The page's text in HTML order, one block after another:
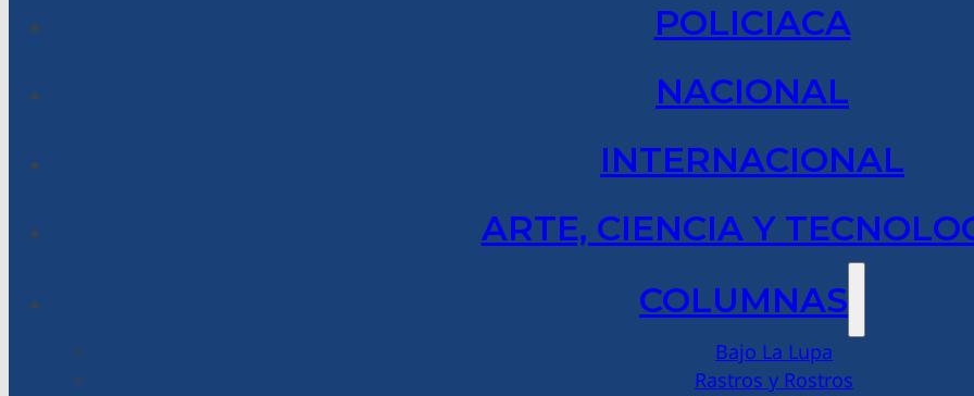
POLICIACA
NACIONAL
INTERNACIONAL
ARTE, CIENCIA Y
COLUMNAS
Bajo La Lupa
Rastros y Rostros